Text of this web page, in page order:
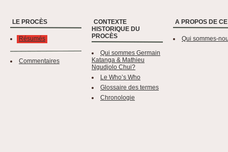
LE PROCÈS
Résumés
Commentaires
CONTEXTE
HISTORIQUE DU
PROCÈS
Qui sommes Germain
Katanga & Mathieu
Ngudjolo Chui?
Le Who’s Who
Glossaire des termes
Chronologie
A PROPOS DE
Qui sommes-